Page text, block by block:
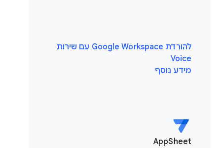
להורדת Google Workspace עם שירות
Voice
מידע נוסף
AppSheet